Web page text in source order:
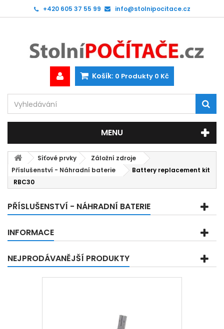
+420 605 37 55 99 info@stolnipocitace.cz
Košík: 0 Produkty 0 Kč
MENU
Síťové prvky
Záložní zdroje
Příslušenství - Náhradní baterie
Battery replacement kit
RBC30
PŘÍSLUŠENSTVÍ - NÁHRADNÍ BATERIE
INFORMACE
NEJPRODÁVANĚJŠÍ PRODUKTY